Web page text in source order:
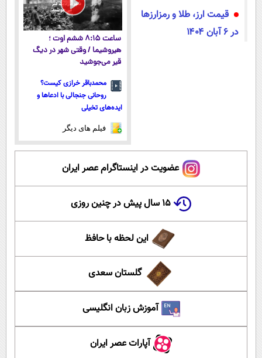
قیمت ارز، طلا و رمزارزها
در 6 آبان ۱۴۰۴
ساعت ۸:۱۵ ششم اوت ؛
هیروشیما / وقتی شهر در دیگ
قیر می‌جوشید
محمدباقر خرازی کیست؟
روحانی جنجالی با ادعاها و
ایده‌های تخیلی
فیلم های دیگر
عضویت در اینستاگرام عصر ایران
۱۵ سال پیش در چنین روزی
این لحظه با حافظ
گلستان سعدی
آموزش زبان انگلیسی
آپارات عصر ایران